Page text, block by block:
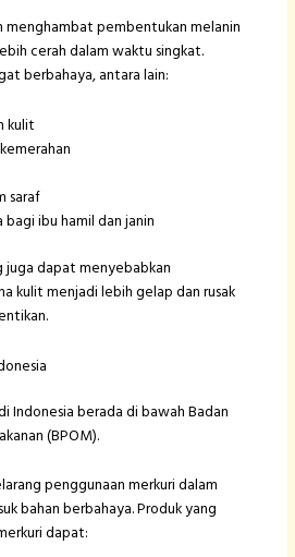
menghambat pembentukan melanin
cerah dalam waktu singkat.
berbahaya, antara lain:
kulit
saraf
bagi ibu hamil dan janin
juga dapat menyebabkan
kulit menjadi lebih gelap dan rusak
Indonesia berada di bawah Badan
(BPOM).
penggunaan merkuri dalam
bahan berbahaya. Produk yang
dapat: